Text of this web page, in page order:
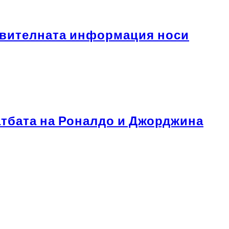
информация носи
на Роналдо и Джорджина